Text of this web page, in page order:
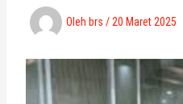
Oleh brs /20 Maret 2025